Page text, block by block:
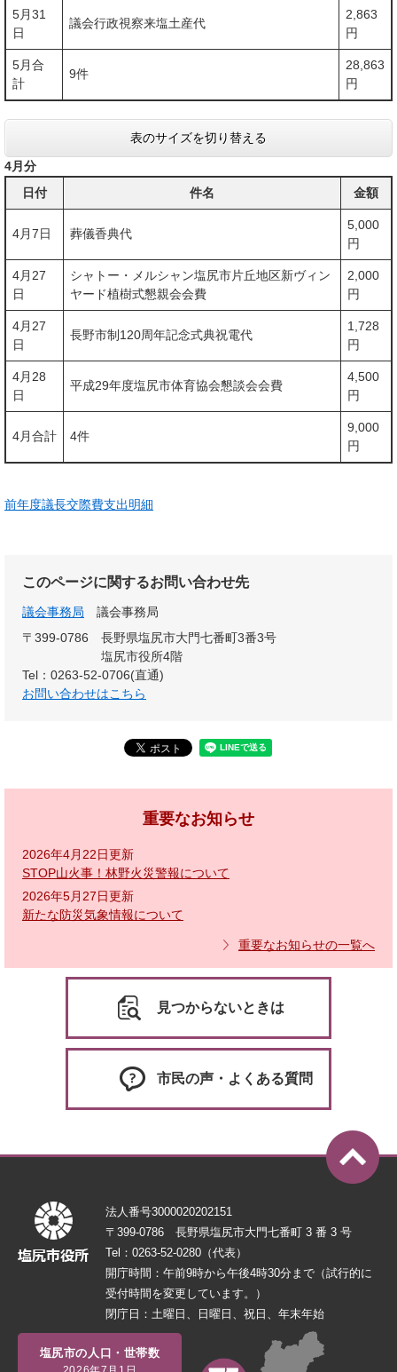
5月31
日
議会行政視察来塩土産代
2,863
円
5月合
計
9件
28,863
円
表のサイズを切り替える
4月分
日付
件名 金額
4月7日 葬儀香典代
5,000
円
4月27
日
シャトー・メルシャン塩尻市片丘地区新ヴィン
ヤード植樹式懇親会会費
2,000
円
4月27
日
長野市制120周年記念式典祝電代
1,728
円
4月28
日
平成29年度塩尻市体育協会懇談会会費
4,500
円
4月合計 4件
9,000
円
前年度議長交際費支出明細
このページに関するお問い合わせ先
議会事務局
議会事務局
〒399-0786
長野県塩尻市大門七番町3番3号
塩尻市役所4階
Tel：0263-52-0706(直通)
お問い合わせはこちら
重要なお知らせ
2026年4月22日更新
STOP山火事！林野火災警報について
2026年5月27日更新
新たな防災気象情報について
重要なお知らせの一覧へ
見つからないときは
市民の声・よくある質問
法人番号3000020202151
〒399-0786 長野県塩尻市大門七番町 3 番 3 号
Tel：0263-52-0280（代表）
開庁時間：午前9時から午後4時30分まで（試行的に
受付時間を変更しています。）
閉庁日：土曜日、日曜日、祝日、年末年始
塩尻市の人口・世帯数